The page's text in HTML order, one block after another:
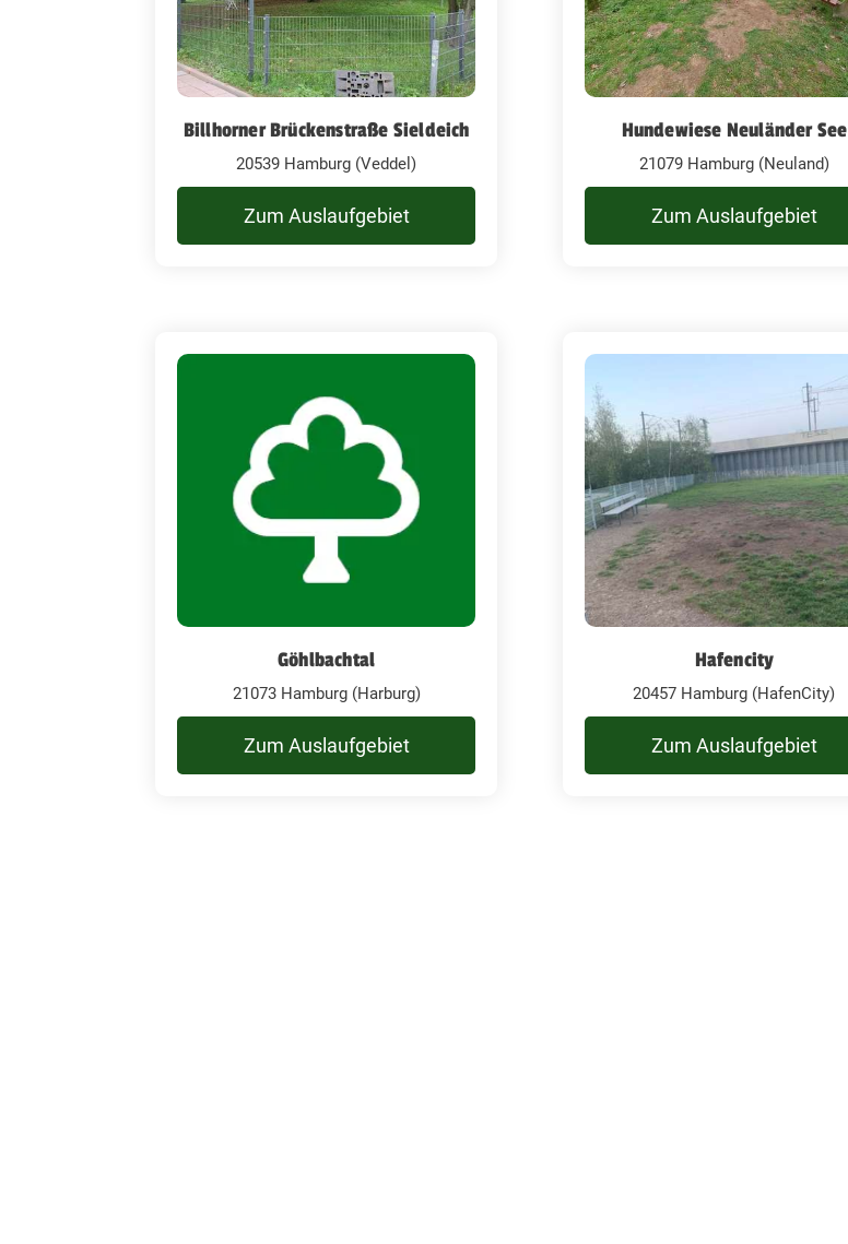
Billhorner Brückenstraße Sieldeich
20539 Hamburg (Veddel)
Zum Auslaufgebiet
Hundewiese Neuländer See
21079 Hamburg (Neuland)
Zum Auslaufgebiet
Göhlbachtal
21073 Hamburg (Harburg)
Zum Auslaufgebiet
Hafencity
20457 Hamburg (HafenCity)
Zum Auslaufgebiet